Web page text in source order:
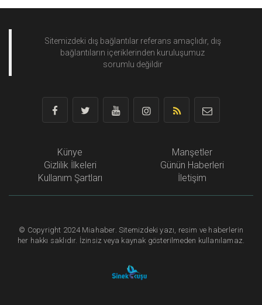
Sitemizdeki dış bağlantılar referans amaçlıdır, dış
bağlantıların içeriklerinden kuruluşumuz
sorumlu değildir
Künye
Gizlilik İlkeleri
Kullanım Şartları
Manşetler
Günün Haberleri
İletişim
© Copyright 2024 Miahaber. Sitemizdeki yazı, resim ve haberlerin
her hakkı saklıdır. İzinsiz veya kaynak gösterilmeden kullanılamaz.